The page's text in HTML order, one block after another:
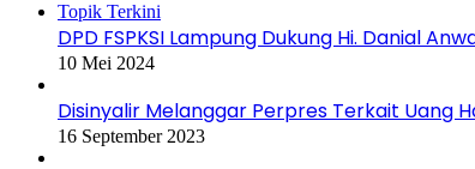
Topik Terkini
DPD FSPKSI Lampung Dukung Hi. Danial
10 Mei 2024
Disinyalir Melanggar Perpres Terkait Uang
16 September 2023